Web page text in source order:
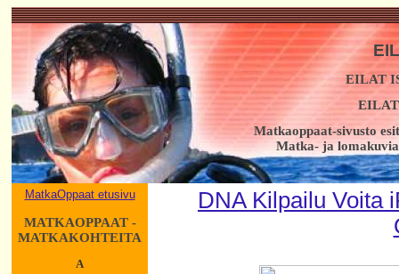
EILAT
Matkaoppaat-sivusto
Matka- ja
MatkaOppaat etusivu
MATKAOPPAAT -
MATKAKOHTEITA
A
DNA Kilpailu Voita